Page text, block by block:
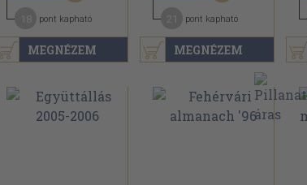
MEGNÉZEM
pont kapható
MEGNÉZEM
pont kapható